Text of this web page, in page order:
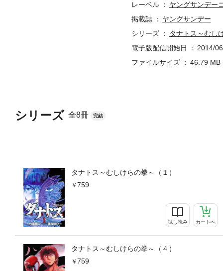
シリーズ 全8冊 完結
タナトス～むしけらの拳～（１）
759
試し読み カートへ
タナトス～むしけらの拳～（４）
759
レーベル
ヤングサンデー
掲載誌
ヤングサンデー
シリーズ
タナトス～むし
電子版配信開始日
2014/
ファイルサイズ
46.79 MB